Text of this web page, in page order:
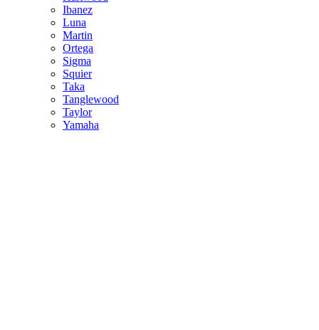
Ibanez
Luna
Martin
Ortega
Sigma
Squier
Taka
Tanglewood
Taylor
Yamaha